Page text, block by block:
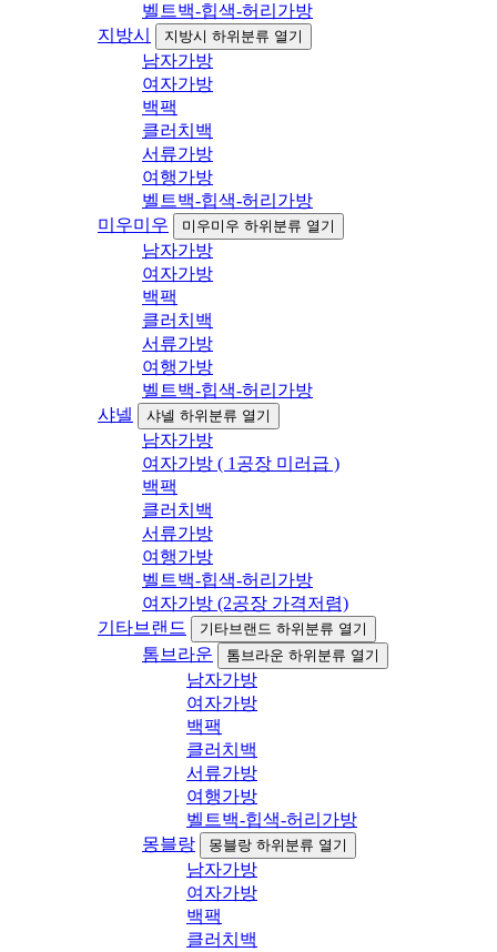
벨트백-힙색-허리가방
지방시
지방시 하위분류 열기
남자가방
여자가방
백팩
클러치백
서류가방
여행가방
벨트백-힙색-허리가방
미우미우
미우미우 하위분류 열기
남자가방
여자가방
백팩
클러치백
서류가방
여행가방
벨트백-힙색-허리가방
샤넬
샤넬 하위분류 열기
남자가방
여자가방 ( 1공장 미러급 )
백팩
클러치백
서류가방
여행가방
벨트백-힙색-허리가방
여자가방 (2공장 가격저렴)
기타브랜드
기타브랜드 하위분류 열기
톰브라운 톰브라운 하위분류 열기
남자가방
여자가방
백팩
클러치백
서류가방
여행가방
벨트백-힙색-허리가방
몽블랑
몽블랑 하위분류 열기
남자가방
여자가방
백팩
클러치백